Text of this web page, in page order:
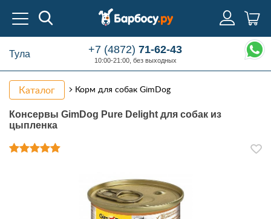
Тула +7 (4872)71-62-43
10:00-21:00, без выходных
Каталог Корм для собак GimDog
Консервы GimDog Pure Delight для собак из
цыпленка